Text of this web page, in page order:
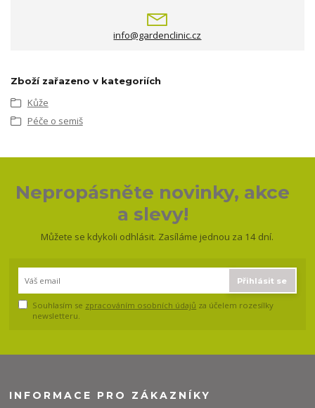
info@gardenclinic.cz
Zboží zařazeno v kategoriích
Kůže
Péče o semiš
Nepropásněte novinky, akce
a slevy!
Můžete se kdykoli odhlásit. Zasíláme jednou za 14 dní.
Přihlásit se
Souhlasím se zpracováním osobních údajů za účelem rozesílky
newsletteru.
INFORMACE PRO ZÁKAZNÍKY